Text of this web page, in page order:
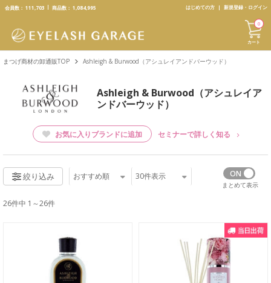
text.skipToContent
text.skipToNavigation
会員数： 111,703 商品数： 1,084,995 はじめての方 新規登録・ログイン
カート
0
まつげ商材の卸通販TOP Ashleigh & Burwood（アシュレイアンドバーウッド）
Ashleigh & Burwood（アシュレイア
ンドバーウッド）
お気に入りブランドに追加 セミナーで詳しく知る
絞り込み おすすめ順 30件表示
まとめて表示
26件中 1～26件